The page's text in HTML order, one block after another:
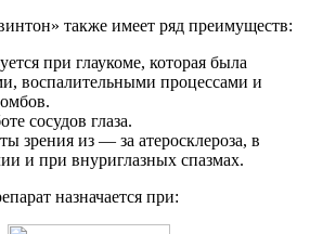
также имеет ряд преимуществ:
при глаукоме, которая была
воспалительными процессами и
сосудов глаза.
зрения из — за атеросклероза, в
и при внуриглазных спазмах.
назначается при: